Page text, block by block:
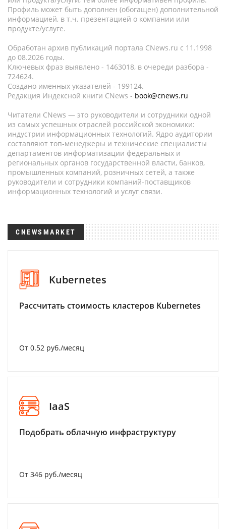
Профиль может быть дополнен (обогащен) дополнительной
информацией, в т.ч. презентацией о компании или
продукте/услуге.
Обработан архив публикаций портала CNews.ru c 11.1998
до 08.2026 годы.
Ключевых фраз выявлено - 1463018, в очереди разбора -
724624.
Создано именных указателей - 199124.
Редакция Индексной книги CNews - book@cnews.ru
Читатели CNews — это руководители и сотрудники одной
из самых успешных отраслей российской экономики:
индустрии информационных технологий. Ядро аудитории
составляют топ-менеджеры и технические специалисты
департаментов информатизации федеральных и
региональных органов государственной власти, банков,
промышленных компаний, розничных сетей, а также
руководители и сотрудники компаний-поставщиков
информационных технологий и услуг связи.
CNEWSMARKET
Kubernetes
Рассчитать стоимость кластеров Kubernetes
От 0.52 руб./месяц
IaaS
Подобрать облачную инфраструктуру
От 346 руб./месяц